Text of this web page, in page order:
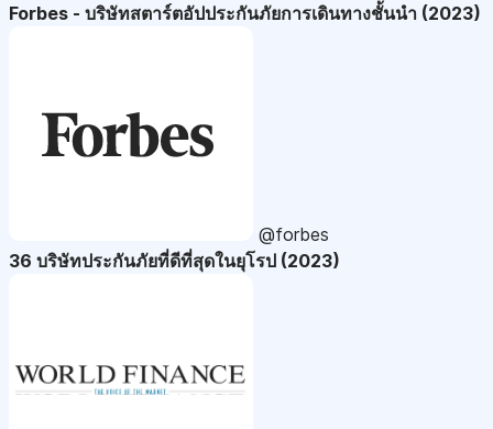
Forbes - บริษัทสตาร์ตอัปประกันภัยการเดินทางชั้นนำ (2023)
@forbes
36 บริษัทประกันภัยที่ดีที่สุดในยุโรป (2023)